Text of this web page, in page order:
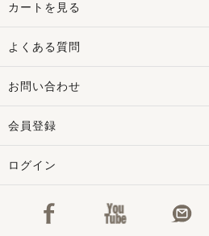
カートを見る
よくある質問
お問い合わせ
会員登録
ログイン